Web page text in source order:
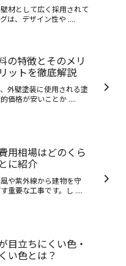
材として広く採用されて
は、デザイン性や ....
の特徴とそのメリ
ットを徹底解説
外壁塗装に使用される塗
価格が安いことか ....
用相場はどのくら
に紹介
や紫外線から建物を守
重要な工事です。し ....
目立ちにくい色・
い色とは？